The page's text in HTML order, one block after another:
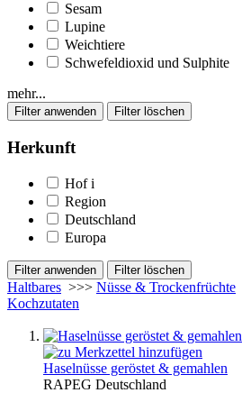
Sesam
Lupine
Weichtiere
Schwefeldioxid und Sulphite
mehr...
Herkunft
Hof i
Region
Deutschland
Europa
Haltbares >>> Nüsse & Trockenfrüchte
Kochzutaten
Haselnüsse geröstet & gemahlen
RAPEG Deutschland